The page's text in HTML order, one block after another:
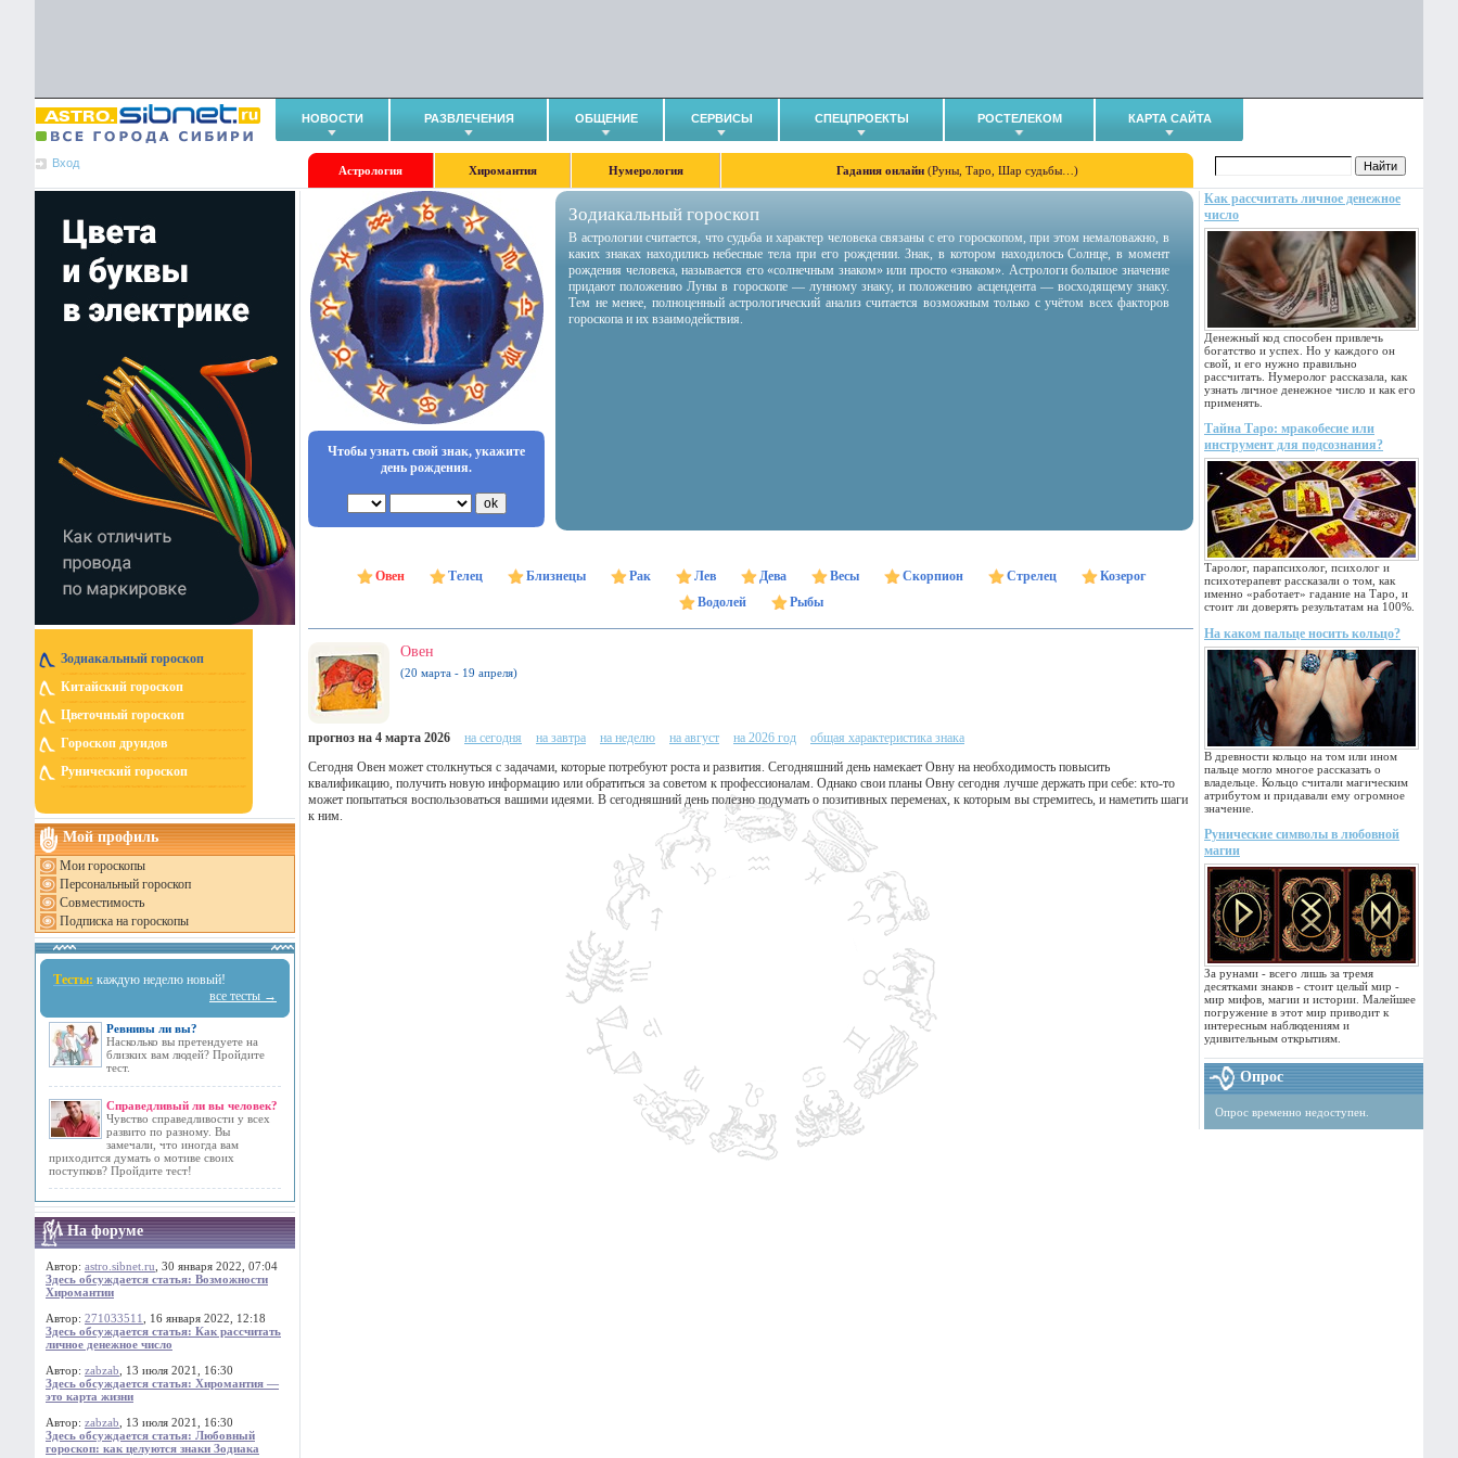
НОВОСТИ РАЗВЛЕЧЕНИЯ ОБЩЕНИЕ СЕРВИСЫ СПЕЦПРОЕКТЫ РОСТЕЛЕКОМ КАРТА САЙТА
Вход
Астрология Хиромантия Нумерология Гадания онлайн (Руны, Таро, Шар судьбы…)
Зодиакальный гороскоп
Китайский гороскоп
Цветочный гороскоп
Гороскоп друидов
Рунический гороскоп
Мой профиль
Мои гороскопы
Персональный гороскоп
Совместимость
Подписка на гороскопы
Тесты: каждую неделю новый!
все тесты →
Ревнивы ли вы?
Насколько вы претендуете на
близких вам людей? Пройдите
тест.
Справедливый ли вы человек?
Чувство справедливости у всех
развито по разному. Вы
замечали, что иногда вам
приходится думать о мотиве своих
поступков? Пройдите тест!
На форуме
Автор: astro.sibnet.ru , 30 января 2022, 07:04
Здесь обсуждается статья: Возможности
Хиромантии
Автор: 271033511
, 16 января 2022, 12:18
Здесь обсуждается статья: Как рассчитать
личное денежное число
Автор: zabzab , 13 июля 2021, 16:30
Здесь обсуждается статья: Хиромантия —
это карта жизни
Автор: zabzab , 13 июля 2021, 16:30
Здесь обсуждается статья: Любовный
гороскоп: как целуются знаки Зодиака
Как рассчитать личное денежное
число
Денежный код способен привлечь
богатство и успех. Но у каждого он
свой, и его нужно правильно
рассчитать. Нумеролог рассказала, как
узнать личное денежное число и как его
применять.
Тайна Таро: мракобесие или
инструмент для подсознания?
Таролог, парапсихолог, психолог и
психотерапевт рассказали о том, как
именно «работает» гадание на Таро, и
стоит ли доверять результатам на 100%.
На каком пальце носить кольцо?
В древности кольцо на том или ином
пальце могло многое рассказать о
владельце. Кольцо считали магическим
атрибутом и придавали ему огромное
значение.
Рунические символы в любовной
магии
За рунами - всего лишь за тремя
десятками знаков - стоит целый мир -
мир мифов, магии и истории. Малейшее
погружение в этот мир приводит к
интересным наблюдениям и
удивительным открытиям.
Опрос
Опрос временно недоступен.
Чтобы узнать свой знак, укажите
день рождения.
Зодиакальный гороскоп
В астрологии считается, что судьба и характер человека связаны с его гороскопом, при этом немаловажно, в
каких знаках находились небесные тела при его рождении. Знак, в котором находилось Солнце, в момент
рождения человека, называется его «солнечным знаком» или просто «знаком». Астрологи большое значение
придают положению Луны в гороскопе — лунному знаку, и положению асцендента — восходящему знаку.
Тем не менее, полноценный астрологический анализ считается возможным только с учётом всех факторов
гороскопа и их взаимодействия.
Овен Телец Близнецы Рак Лев Дева Весы Скорпион Стрелец
Козерог
Водолей
Рыбы
Овен
(20 марта - 19 апреля)
прогноз на 4 марта 2026 на сегодня на завтра на неделю на август на 2026 год
общая характеристика знака
Сегодня Овен может столкнуться с задачами, которые потребуют роста и развития. Сегодняшний день намекает Овну на необходимость повысить
квалификацию, получить новую информацию или обратиться за советом к профессионалам. Однако свои планы Овну сегодня лучше держать при себе: кто-то
может попытаться воспользоваться вашими идеями. В сегодняшний день полезно подумать о позитивных переменах, к которым вы стремитесь, и наметить шаги
к ним.